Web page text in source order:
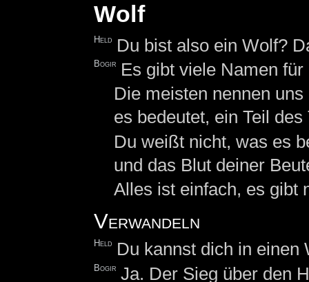
Wolf
Held Du bist also ein Wolf?
Bogir
Es gibt viele Namen
Die meisten nennen
es bedeutet, ein Teil
Du weißt nicht, was es
und das Blut deiner
Alles ist einfach, es gibt
Verwandeln
Held Du kannst dich in einen
Bogir Ja. Der Sieg über den